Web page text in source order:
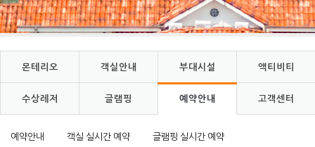
몬테리오 객실안내 부대시설 액티비티
수상레저 글램핑 예약안내 고객센터
예약안내 객실 실시간 예약 글램핑 실시간 예약